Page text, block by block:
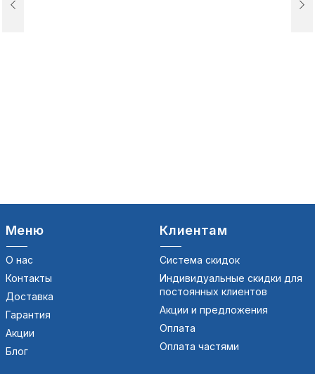
Меню
О нас
Контакты
Доставка
Гарантия
Акции
Блог
Клиентам
Система скидок
Индивидуальные скидки для
постоянных клиентов
Акции и предложения
Оплата
Оплата частями